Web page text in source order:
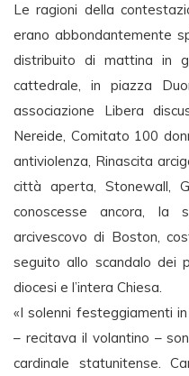
Le ragioni della
erano abbondantemente
distribuito di mattina in
cattedrale, in piazza
associazione Libera
Nereide, Comitato 100
antiviolenza, Rinascita
città aperta, Stonewall,
conoscesse ancora, la
arcivescovo di Boston,
seguito allo scandalo dei
diocesi e l’intera Chiesa.
«I solenni festeggiamenti
– recitava il volantino –
cardinale statunitense.